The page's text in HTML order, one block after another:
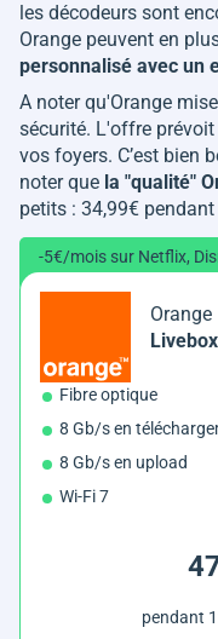
les décodeurs sont
Orange peuvent en
personnalisé avec un
A noter qu'Orange
sécurité. L'offre
vos foyers. C’est bien
noter que la "qualité"
petits : 34,99€
-5€/mois sur Netflix,
Orange
Fibre optique
8 Gb/s en
8 Gb/s en upload
Wi-Fi 7
pendant